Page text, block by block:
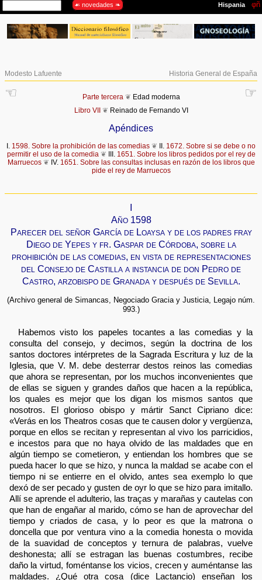
Modesto Lafuente Historia General de España
☜ ☞
Parte tercera ❦ Edad moderna
Libro VII
❦ Reinado de Fernando VI
Apéndices
I. 1598. Sobre la prohibición de las comedias ❦ II. 1672. Sobre si se debe o no
permitir el uso de la comedia ❦ III. 1651. Sobre los libros pedidos por el rey de
Marruecos ❦ IV. 1651. Sobre las consultas inclusas en razón de los libros que
pide el rey de Marruecos
Año 1598
Parecer del señor García de Loaysa y de los padres fray
Diego de Yepes y fr. Gaspar de Córdoba, sobre la
prohibición de las comedias, en vista de representaciones
del Consejo de Castilla a instancia de don Pedro de
Castro, arzobispo de Granada y después de Sevilla.
(Archivo general de Simancas, Negociado Gracia y Justicia, Legajo núm.
993.)
Habemos visto los papeles tocantes a las comedias y la
consulta del consejo, y decimos, según la doctrina de los
santos doctores intérpretes de la Sagrada Escritura y luz de la
Iglesia, que V. M. debe desterrar destos reinos las comedias
que ahora se representan, por los muchos inconvenientes que
de ellas se siguen y grandes daños que hacen a la república,
los quales es mejor que los digan los mismos santos que
nosotros. El glorioso obispo y mártir Sanct Cipriano dice:
«Verás en los Theatros cosas que te causen dolor y vergüenza,
porque en ellos se recitan y representan al vivo los parricidios,
e incestos para que no haya olvido de las maldades que en
algún tiempo se cometieron, y entiendan los hombres que se
pueda hacer lo que se hizo, y nunca la maldad se acabe con el
tiempo ni se entierre en el olvido, antes sea exemplo lo que
dexó de ser pecado y gusten de oyr lo que se hizo para imitallo.
Allí se aprende el adulterio, las traças y marañas y cautelas con
que han de engañar al marido, cómo se han de aprovechar del
tiempo y criados de casa, y lo peor es que la matrona o
doncella que por ventura vino a la comedia honesta o movida
de la suavidad de conceptos y ternura de palabras, vuelve
deshonesta; allí se estragan las buenas costumbres, recibe
daño la virtud, foméntanse los vicios, crecen y auméntanse las
maldades. ¿Qué otra cosa (dice Lactancio) enseñan los